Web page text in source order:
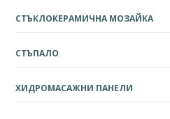
СТЪКЛОКЕРАМИЧНА МОЗАЙКА
СТЪПАЛО
ХИДРОМАСАЖНИ ПАНЕЛИ